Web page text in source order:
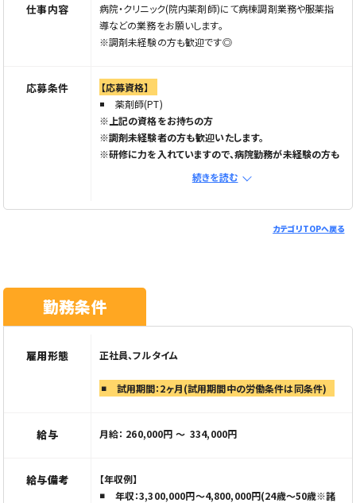
仕事内容
病院・クリニック(院内薬剤師)にて病棟調剤業務や服薬指
導などの業務をお願いします。
※調剤未経験の方も歓迎です◎
応募条件
【応募資格】
薬剤師(PT)
※上記の資格をお持ちの方
※調剤未経験者の方も歓迎いたします。
※研修に力を入れていますので、病院勤務が未経験の方も
※ご応募の際は「Elabel（エラベル）を見た」とお伝えくださ
続きを読む
カテゴリTOPへ戻る
勤務条件
雇用形態 正社員、フルタイム
試用期間：2ヶ月(試用期間中の労働条件は同条件)
給与 月給： 260,000円 〜 334,000円
給与備考
【年収例】
年収：3,300,000円〜4,800,000円(24歳～50歳※諸